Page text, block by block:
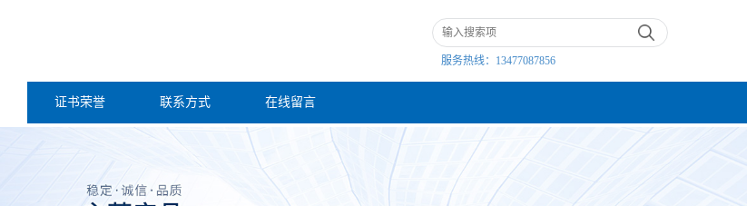
服务热线： 13477087856
证书荣誉 联系方式 在线留言